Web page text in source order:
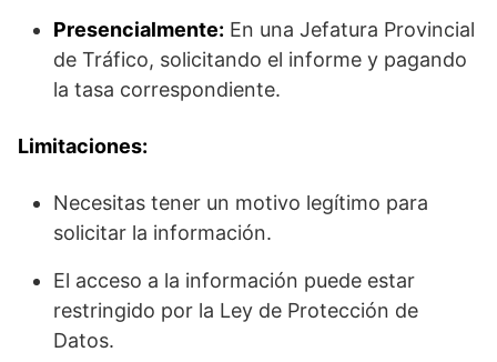
Presencialmente: En una Jefatura Provincial
de Tráfico, solicitando el informe y pagando
la tasa correspondiente.
Limitaciones:
Necesitas tener un motivo legítimo para
solicitar la información.
El acceso a la información puede estar
restringido por la Ley de Protección de
Datos.